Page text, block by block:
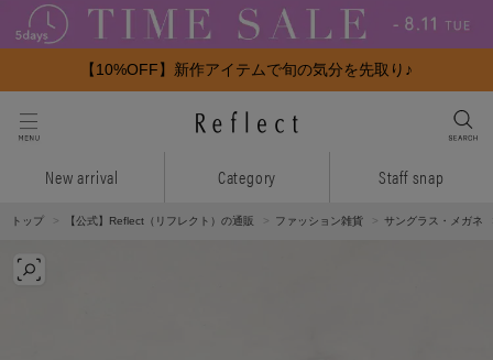
【10%OFF】新作アイテムで旬の気分を先取り♪
New arrival Category Staff snap
トップ 【公式】Reflect（リフレクト）の通販 ファッション雑貨 サングラス・メガネ